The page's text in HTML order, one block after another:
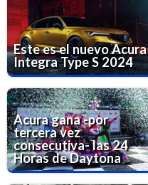
Este es el nuevo Acura
Integra Type S 2024
Acura gana -por
tercera vez
consecutiva- las 24
Horas de Daytona